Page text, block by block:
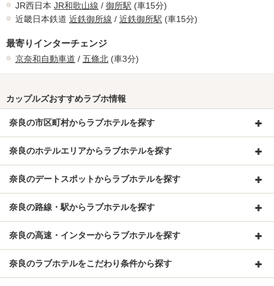
JR西日本 JR和歌山線 / 御所駅 (車15分)
近畿日本鉄道 近鉄御所線 / 近鉄御所駅 (車15分)
最寄りインターチェンジ
京奈和自動車道 / 五條北 (車3分)
カップルズおすすめラブホ情報
奈良の市区町村からラブホテルを探す
奈良のホテルエリアからラブホテルを探す
奈良のデートスポットからラブホテルを探す
奈良の路線・駅からラブホテルを探す
奈良の高速・インターからラブホテルを探す
奈良のラブホテルをこだわり条件から探す